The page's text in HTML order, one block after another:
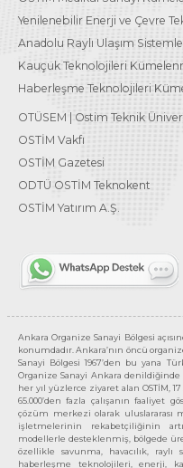
Yenilenebilir Enerji ve Çevre
Anadolu Raylı Ulaşım
Kauçuk Teknolojileri
Haberleşme Teknolojileri
OTÜSEM | Ostim Teknik
OSTİM Vakfı
OSTİM Gazetesi
ODTÜ OSTİM Teknokent
OSTİM Yatırım A.Ş.
Ankara Organize Sanayi Bölgesi
konumdadır. Ankara’nın öncü
Sanayi Bölgesi 1967’den bu yana
Organize Sanayi Ankara
her yıl yüzlerce ziyaret alan OSTİM,
65.000’den fazla çalışanın faaliyet
çözüm merkezi olarak uluslararası
işletmelerinin rekabetçiliğinin
modellerle desteklenmiş, bölgede
özellikle savunma, havacılık,
haberleşme teknolojileri, enerji,